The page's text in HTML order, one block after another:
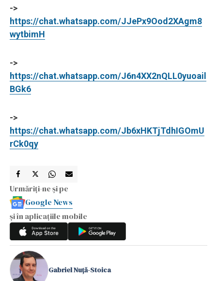
->
https://chat.whatsapp.com/JJePx9Ood2XAgm8
wytbimH
->
https://chat.whatsapp.com/J6n4XX2nQLL0yuoail
BGk6
->
https://chat.whatsapp.com/Jb6xHKTjTdhIGOmU
rCk0qy
Urmăriți-ne și pe
Google News
și în aplicațiile mobile
Gabriel Nuță-Stoica